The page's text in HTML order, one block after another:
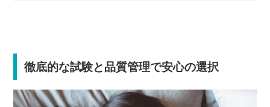
徹底的な試験と品質管理で安心の選択